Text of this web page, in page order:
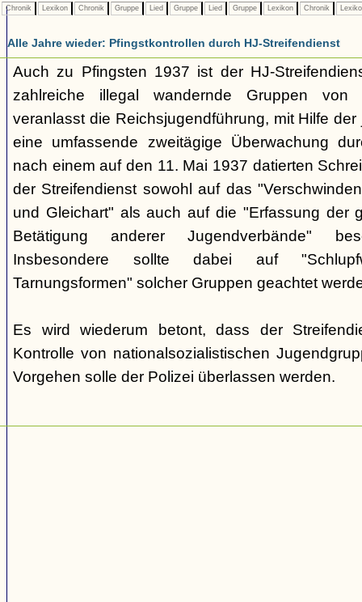
Chronik Lexikon Chronik Gruppe Lied Gruppe Lied Gruppe Lexikon Chronik
Alle Jahre wieder: Pfingstkontrollen durch HJ-Streifendienst
Auch zu Pfingsten 1937 ist der HJ-
zahlreiche illegal wandernde Gruppen von
veranlasst die Reichsjugendführung, mit Hilfe
eine umfassende zweitägige Überwachung
nach einem auf den 11. Mai 1937 datierten
der Streifendienst sowohl auf das
und Gleichart" als auch auf die "Erfassung der
Betätigung anderer Jugendverbände"
Insbesondere sollte dabei auf
Tarnungsformen" solcher Gruppen geachtet
Es wird wiederum betont, dass der
Kontrolle von nationalsozialistischen
Vorgehen solle der Polizei überlassen werden.